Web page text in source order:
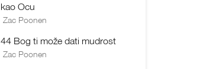
kao Ocu
Zac Poonen
44 Bog ti može dati mudrost
Zac Poonen